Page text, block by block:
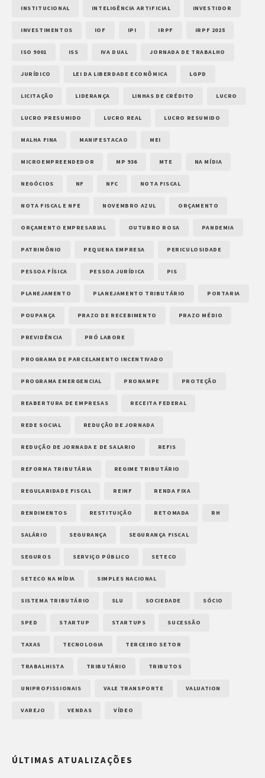
INSTITUCIONAL INTELIGÊNCIA ARTIFICIAL INVESTIDOR
INVESTIMENTOS IOF IPI IRPF IRPF 2025
ISO 9001 ISS IVA DUAL JORNADA DE TRABALHO
JURÍDICO LEI DA LIBERDADE ECONÔMICA LGPD
LICITAÇÃO LIDERANÇA LINHAS DE CRÉDITO LUCRO
LUCRO PRESUMIDO LUCRO REAL LUCRO RESUMIDO
MALHA FINA MANIFESTACAO MEI
MICROEMPREENDEDOR MP 936 MTE NA MÍDIA
NEGÓCIOS NF NFC NOTA FISCAL
NOTA FISCAL E NFE NOVEMBRO AZUL ORÇAMENTO
ORÇAMENTO EMPRESARIAL OUTUBRO ROSA PANDEMIA
PATRIMÔNIO PEQUENA EMPRESA PERICULOSIDADE
PESSOA FÍSICA PESSOA JURÍDICA PIS
PLANEJAMENTO PLANEJAMENTO TRIBUTÁRIO PORTARIA
POUPANÇA PRAZO DE RECEBIMENTO PRAZO MÉDIO
PREVIDÊNCIA PRÓ LABORE
PROGRAMA DE PARCELAMENTO INCENTIVADO
PROGRAMA EMERGENCIAL PRONAMPE PROTEÇÃO
REABERTURA DE EMPRESAS RECEITA FEDERAL
REDE SOCIAL REDUÇÃO DE JORNADA
REDUÇÃO DE JORNADA E DE SALARIO REFIS
REFORMA TRIBUTÁRIA REGIME TRIBUTÁRIO
REGULARIDADE FISCAL REINF RENDA FIXA
RENDIMENTOS RESTITUIÇÃO RETOMADA RH
SALÁRIO SEGURANÇA SEGURANÇA FISCAL
SEGUROS SERVIÇO PÚBLICO SETECO
SETECO NA MÍDIA SIMPLES NACIONAL
SISTEMA TRIBUTÁRIO SLU SOCIEDADE SÓCIO
SPED STARTUP STARTUPS SUCESSÃO
TAXAS TECNOLOGIA TERCEIRO SETOR
TRABALHISTA TRIBUTÁRIO TRIBUTOS
UNIPROFISSIONAIS VALE TRANSPORTE VALUATION
VAREJO VENDAS VÍDEO
ÚLTIMAS ATUALIZAÇÕES